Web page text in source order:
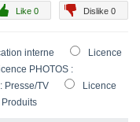
Dislike 0
Like 0
interne
Licence
PHOTOS :
Presse/TV
Licence
Produits